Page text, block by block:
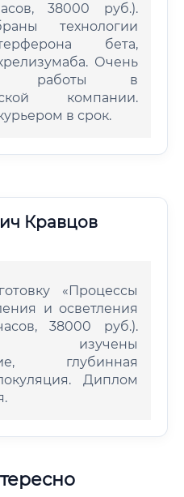
38000 руб.).
технологии
бета,
Очень
работы в
компании.
в срок.
Кравцов
«Процессы
и осветления
38000 руб.).
изучены
глубинная
Диплом